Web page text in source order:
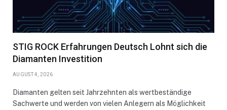
STIG ROCK Erfahrungen Deutsch Lohnt sich die
Diamanten Investition
AUGUST 4, 2026
Diamanten gelten seit Jahrzehnten als wertbeständige
Sachwerte und werden von vielen Anlegern als Möglichkeit